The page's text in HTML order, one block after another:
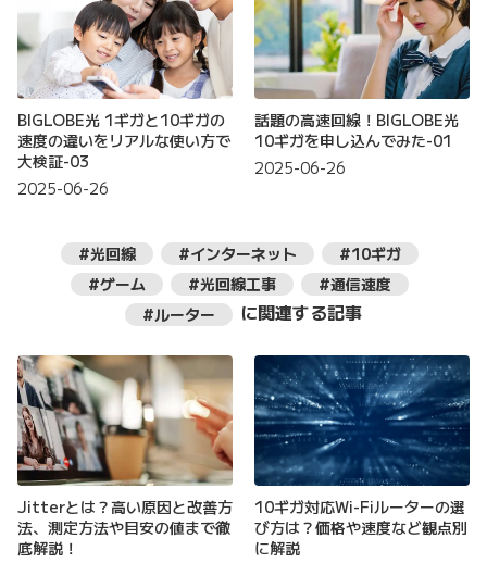
BIGLOBE光 1ギガと10ギガの
速度の違いをリアルな使い方で
大検証-03
2025-06-26
話題の高速回線！BIGLOBE光
10ギガを申し込んでみた-01
2025-06-26
#光回線 #インターネット
#10ギガ
#ゲーム
#光回線工事
#通信速度
#ルーター
に関連する記事
Jitterとは？高い原因と改善方
法、測定方法や目安の値まで徹
底解説！
10ギガ対応Wi-Fiルーターの選
び方は？価格や速度など観点別
に解説